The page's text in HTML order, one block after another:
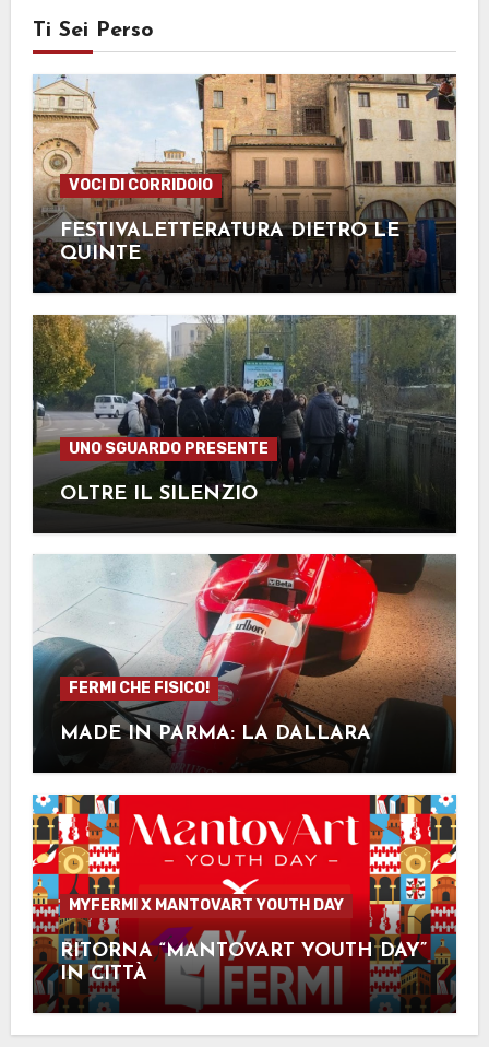
Ti Sei Perso
VOCI DI CORRIDOIO
FESTIVALETTERATURA DIETRO LE
QUINTE
UNO SGUARDO PRESENTE
OLTRE IL SILENZIO
FERMI CHE FISICO!
MADE IN PARMA: LA DALLARA
MYFERMI X MANTOVART YOUTH DAY
RITORNA “MANTOVART YOUTH DAY”
IN CITTÀ